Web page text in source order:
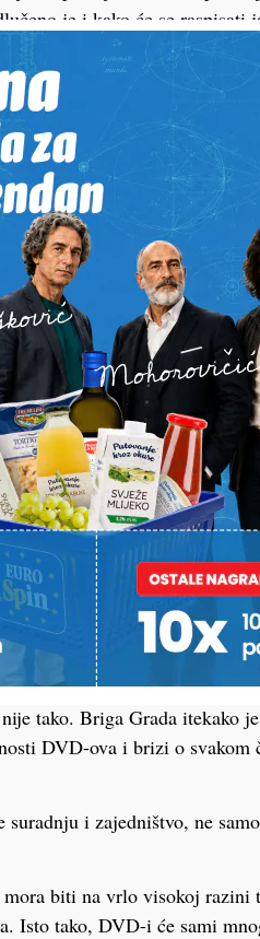
je i kako će se raspisati
vršitelj dužnosti
i tajnika DVD-ova te
Mišel Jakšić, Darko Ledinski,
zaštitu, te Marija Potroško
vodstvu te naglasio
postojanja i dalje ide
brojni iskoraci u VZG-u, ali i
stranicu te vjerujem da će
o tome što vatrogasci, VZG
Grad će i dalje biti tu da
centra gdje će upravo JVP
je ukazano te mu
Koprivnicu i što je prihvatio
je gradonačelnik Jakšić.
je svima na izboru,
zapovjedniku Hrvoju
koje s vrlo malo brige i
tako. Briga Grada itekako
DVD-ova i brizi o svakom
i zajedništvo, ne
biti na vrlo visokoj razini
Isto tako, DVD-i će sami